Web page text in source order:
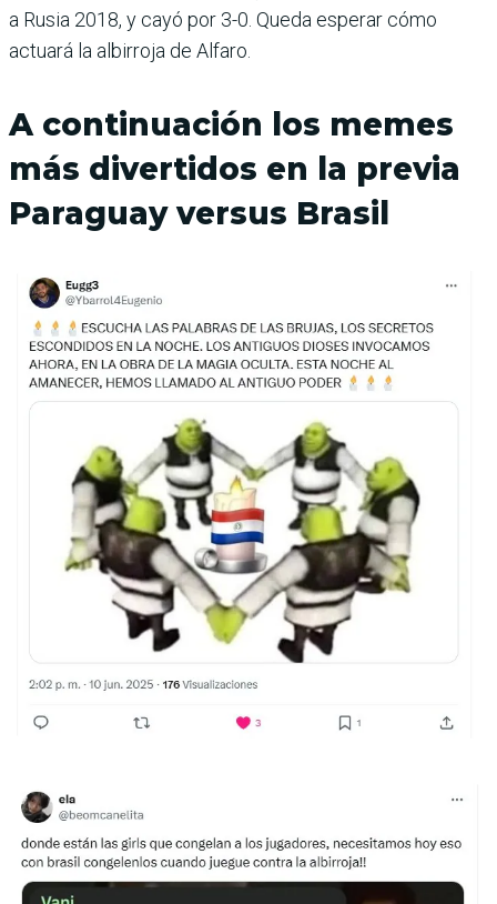
a Rusia 2018, y cayó por 3-0. Queda esperar cómo
actuará la albirroja de Alfaro.
A continuación los memes
más divertidos en la previa
Paraguay versus Brasil